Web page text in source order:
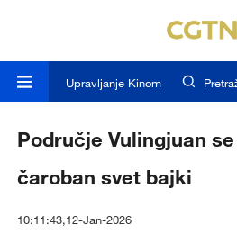
Upravljanje Kinom
Područje Vulingjuan
čaroban svet bajki
10:11:43,12-Jan-2026